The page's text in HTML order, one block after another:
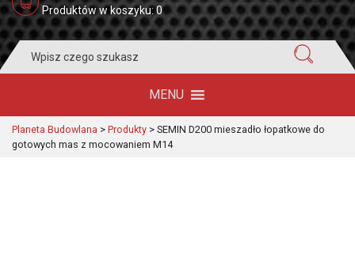
Produktów w koszyku: 0
for:
MENU
Planeta Budowlana > Produkty > SEMIN D200 mieszadło łopatkowe do
gotowych mas z mocowaniem M14